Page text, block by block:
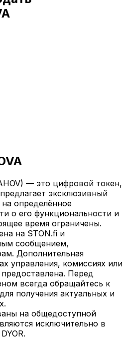
— это цифровой токен,
эксклюзивный
определённое
о его функциональности и
время ограничены.
на STON.fi и
сообщением,
Дополнительная
управления, комиссиях или
Перед
всегда обращайтесь к
получения актуальных и
на общедоступной
исключительно в